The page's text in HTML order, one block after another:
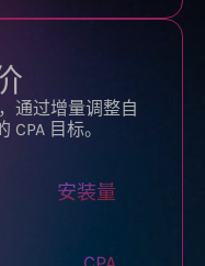
通过增量调整自
目标。
安装量